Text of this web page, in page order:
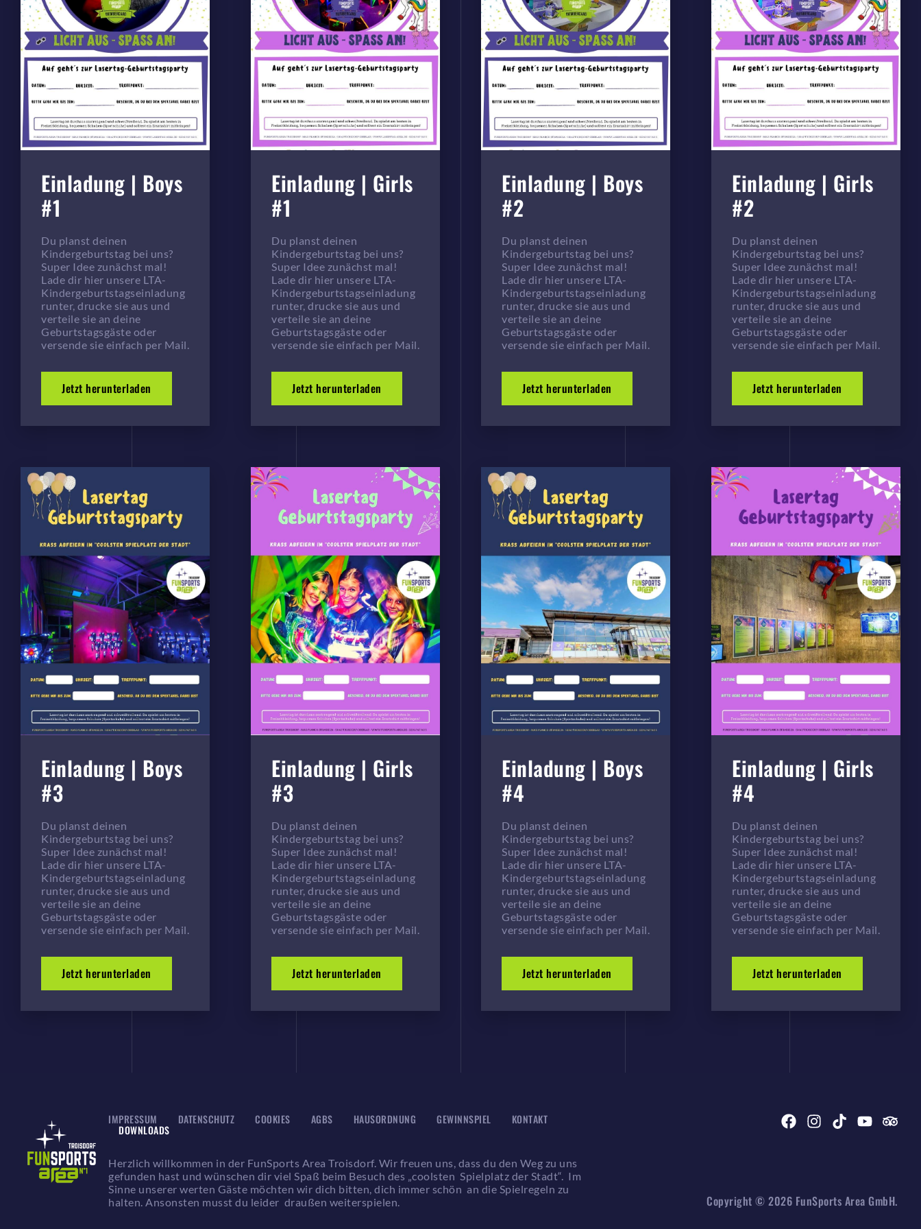
Einladung | Boys
#1
Du planst deinen
Kindergeburtstag bei uns?
Super Idee zunächst mal!
Lade dir hier unsere LTA-
Kindergeburtstagseinladung
runter, drucke sie aus und
verteile sie an deine
Geburtstagsgäste oder
versende sie einfach per Mail.
Jetzt herunterladen
Einladung | Girls
#1
Du planst deinen
Kindergeburtstag bei uns?
Super Idee zunächst mal!
Lade dir hier unsere LTA-
Kindergeburtstagseinladung
runter, drucke sie aus und
verteile sie an deine
Geburtstagsgäste oder
versende sie einfach per Mail.
Jetzt herunterladen
Einladung | Boys
#2
Du planst deinen
Kindergeburtstag bei uns?
Super Idee zunächst mal!
Lade dir hier unsere LTA-
Kindergeburtstagseinladung
runter, drucke sie aus und
verteile sie an deine
Geburtstagsgäste oder
versende sie einfach per Mail.
Jetzt herunterladen
Einladung | Girls
#2
Du planst deinen
Kindergeburtstag bei uns?
Super Idee zunächst mal!
Lade dir hier unsere LTA-
Kindergeburtstagseinladung
runter, drucke sie aus und
verteile sie an deine
Geburtstagsgäste oder
versende sie einfach per Mail.
Jetzt herunterladen
Einladung | Boys
#3
Du planst deinen
Kindergeburtstag bei uns?
Super Idee zunächst mal!
Lade dir hier unsere LTA-
Kindergeburtstagseinladung
runter, drucke sie aus und
verteile sie an deine
Geburtstagsgäste oder
versende sie einfach per Mail.
Jetzt herunterladen
Einladung | Girls
#3
Du planst deinen
Kindergeburtstag bei uns?
Super Idee zunächst mal!
Lade dir hier unsere LTA-
Kindergeburtstagseinladung
runter, drucke sie aus und
verteile sie an deine
Geburtstagsgäste oder
versende sie einfach per Mail.
Jetzt herunterladen
Einladung | Boys
#4
Du planst deinen
Kindergeburtstag bei uns?
Super Idee zunächst mal!
Lade dir hier unsere LTA-
Kindergeburtstagseinladung
runter, drucke sie aus und
verteile sie an deine
Geburtstagsgäste oder
versende sie einfach per Mail.
Jetzt herunterladen
Einladung | Girls
#4
Du planst deinen
Kindergeburtstag bei uns?
Super Idee zunächst mal!
Lade dir hier unsere LTA-
Kindergeburtstagseinladung
runter, drucke sie aus und
verteile sie an deine
Geburtstagsgäste oder
versende sie einfach per Mail.
Jetzt herunterladen
IMPRESSUM DATENSCHUTZ COOKIES AGBS HAUSORDNUNG GEWINNSPIEL KONTAKT
DOWNLOADS
Herzlich willkommen in der FunSports Area Troisdorf. Wir freuen uns, dass du den Weg zu uns
gefunden hast und wünschen dir viel Spaß beim Besuch des „coolsten Spielplatz der Stadt“. Im
Sinne unserer werten Gäste möchten wir dich bitten, dich immer schön an die Spielregeln zu
halten. Ansonsten musst du leider draußen weiterspielen.
Copyright © 2026 FunSports Area GmbH.